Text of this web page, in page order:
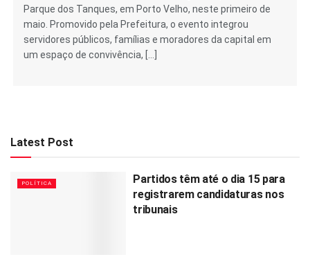
Parque dos Tanques, em Porto Velho, neste primeiro de
maio. Promovido pela Prefeitura, o evento integrou
servidores públicos, famílias e moradores da capital em
um espaço de convivência, […]
Latest Post
POLÍTICA
Partidos têm até o dia 15 para
registrarem candidaturas nos
tribunais